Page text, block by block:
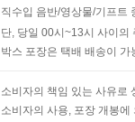
직수입 음반/영상물/기프트
단, 당일 00시~13시 사이의
박스 포장은 택배 배송이
소비자의 책임 있는 사유로
소비자의 사용, 포장 개봉